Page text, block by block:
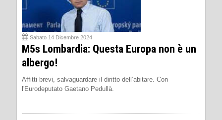
Sabato 14 Dicembre 2024
M5s Lombardia: Questa Europa non è un
albergo!
Affitti brevi, salvaguardare il diritto dell’abitare. Con
l'Eurodeputato Gaetano Pedullà.